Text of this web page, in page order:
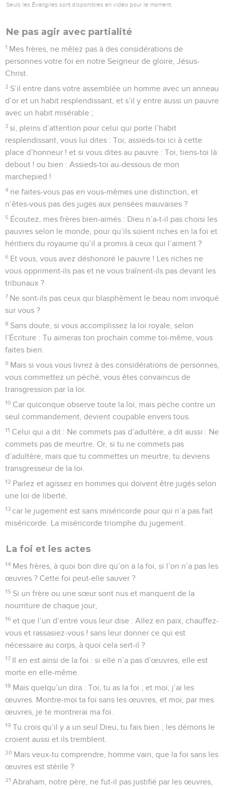
Seuls les Évangiles sont disponibles en vidéo pour le moment.
Ne pas agir avec partialité
1 Mes frères, ne mêlez pas à des considérations de
personnes votre foi en notre Seigneur de gloire, Jésus-
Christ.
2 S’il entre dans votre assemblée un homme avec un anneau
d’or et un habit resplendissant, et s’il y entre aussi un pauvre
avec un habit misérable ;
3 si, pleins d’attention pour celui qui porte l’habit
resplendissant, vous lui dites : Toi, assieds-toi ici à cette
place d’honneur ! et si vous dites au pauvre : Toi, tiens-toi là
debout ! ou bien : Assieds-toi au-dessous de mon
marchepied !
4 ne faites-vous pas en vous-mêmes une distinction, et
n’êtes-vous pas des juges aux pensées mauvaises ?
5 Écoutez, mes frères bien-aimés : Dieu n’a-t-il pas choisi les
pauvres selon le monde, pour qu’ils soient riches en la foi et
héritiers du royaume qu’il a promis à ceux qui l’aiment ?
6 Et vous, vous avez déshonoré le pauvre ! Les riches ne
vous oppriment-ils pas et ne vous traînent-ils pas devant les
tribunaux ?
7 Ne sont-ils pas ceux qui blasphèment le beau nom invoqué
sur vous ?
8 Sans doute, si vous accomplissez la loi royale, selon
l’Écriture : Tu aimeras ton prochain comme toi-même, vous
faites bien.
9 Mais si vous vous livrez à des considérations de personnes,
vous commettez un péché, vous êtes convaincus de
transgression par la loi.
10 Car quiconque observe toute la loi, mais pèche contre un
seul commandement, devient coupable envers tous.
11 Celui qui a dit : Ne commets pas d’adultère, a dit aussi : Ne
commets pas de meurtre. Or, si tu ne commets pas
d’adultère, mais que tu commettes un meurtre, tu deviens
transgresseur de la loi.
12 Parlez et agissez en hommes qui doivent être jugés selon
une loi de liberté,
13 car le jugement est sans miséricorde pour qui n’a pas fait
miséricorde. La miséricorde triomphe du jugement.
La foi et les actes
14 Mes frères, à quoi bon dire qu’on a la foi, si l’on n’a pas les
œuvres ? Cette foi peut-elle sauver ?
15 Si un frère ou une sœur sont nus et manquent de la
nourriture de chaque jour,
16 et que l’un d’entre vous leur dise : Allez en paix, chauffez-
vous et rassasiez-vous ! sans leur donner ce qui est
nécessaire au corps, à quoi cela sert-il ?
17 Il en est ainsi de la foi : si elle n’a pas d’œuvres, elle est
morte en elle-même.
18 Mais quelqu’un dira : Toi, tu as la foi ; et moi, j’ai les
œuvres. Montre-moi ta foi sans les œuvres, et moi, par mes
œuvres, je te montrerai ma foi.
19 Tu crois qu’il y a un seul Dieu, tu fais bien ; les démons le
croient aussi et ils tremblent.
20 Mais veux-tu comprendre, homme vain, que la foi sans les
œuvres est stérile ?
21 Abraham, notre père, ne fut-il pas justifié par les œuvres,